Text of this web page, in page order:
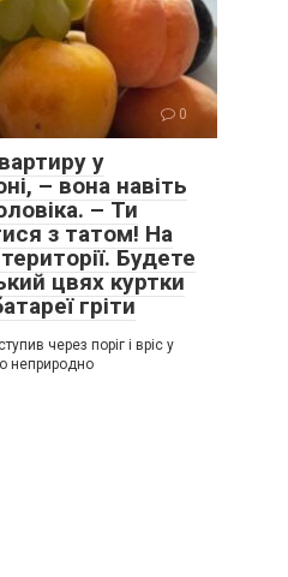
0
у
– вона навіть
– Ти
з татом! На
Будете
цвях куртки
гріти
через поріг і вріс у
неприродно